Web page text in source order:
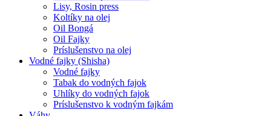
Lisy, Rosin press
Koltíky na olej
Oil Bongá
Oil Fajky
Príslušenstvo na olej
Vodné fajky (Shisha)
Vodné fajky
Tabak do vodných fajok
Uhlíky do vodných fajok
Príslušenstvo k vodným fajkám